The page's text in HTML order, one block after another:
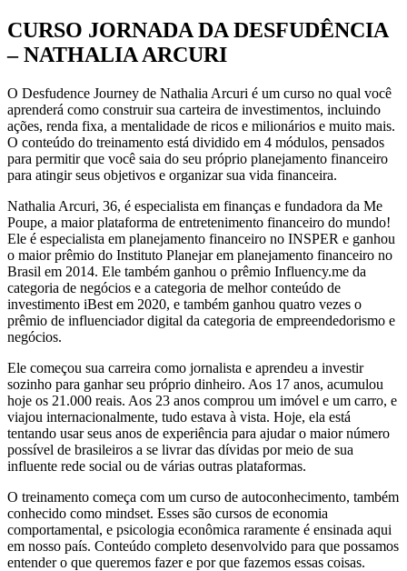
CURSO JORNADA DA DESFUDÊNCIA
– NATHALIA ARCURI
O Desfudence Journey de Nathalia Arcuri é um curso no qual você
aprenderá como construir sua carteira de investimentos, incluindo
ações, renda fixa, a mentalidade de ricos e milionários e muito mais.
O conteúdo do treinamento está dividido em 4 módulos, pensados ​​
para permitir que você saia do seu próprio planejamento financeiro
para atingir seus objetivos e organizar sua vida financeira.
Nathalia Arcuri, 36, é especialista em finanças e fundadora da Me
Poupe, a maior plataforma de entretenimento financeiro do mundo!
Ele é especialista em planejamento financeiro no INSPER e ganhou
o maior prêmio do Instituto Planejar em planejamento financeiro no
Brasil em 2014. Ele também ganhou o prêmio Influency.me da
categoria de negócios e a categoria de melhor conteúdo de
investimento iBest em 2020, e também ganhou quatro vezes o
prêmio de influenciador digital da categoria de empreendedorismo e
negócios.
Ele começou sua carreira como jornalista e aprendeu a investir
sozinho para ganhar seu próprio dinheiro. Aos 17 anos, acumulou
hoje os 21.000 reais. Aos 23 anos comprou um imóvel e um carro, e
viajou internacionalmente, tudo estava à vista. Hoje, ela está
tentando usar seus anos de experiência para ajudar o maior número
possível de brasileiros a se livrar das dívidas por meio de sua
influente rede social ou de várias outras plataformas.
O treinamento começa com um curso de autoconhecimento, também
conhecido como mindset. Esses são cursos de economia
comportamental, e psicologia econômica raramente é ensinada aqui
em nosso país. Conteúdo completo desenvolvido para que possamos
entender o que queremos fazer e por que fazemos essas coisas.